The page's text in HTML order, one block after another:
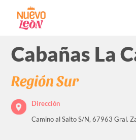
Cabañas La
Región Sur
Dirección
Camino al Salto S/N, 67963 Gral.